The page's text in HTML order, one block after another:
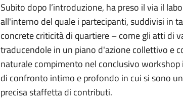
Subito dopo l’introduzione, ha preso il via il
all'interno del quale i partecipanti, suddivisi in
concrete criticità di quartiere – come gli atti di
traducendole in un piano d'azione collettivo e
naturale compimento nel conclusivo
di confronto intimo e profondo in cui si sono
precisa staffetta di contributi.